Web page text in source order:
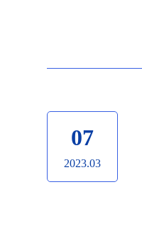
07
2023.03